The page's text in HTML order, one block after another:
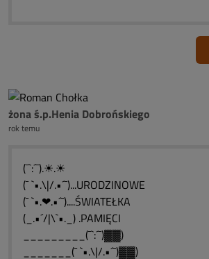
żona ś.p.Henia Dobrońskiego
rok temu
(¯`:´¯).☀.☀
(¯ `•.\|/.•´¯)...URODZINOWE
(¯ `•.❤.•´¯)....ŚWIATEŁKA
(_.•´/|\`•._) .PAMIĘCI
_________(¯`:´¯)▓▓)
_______(¯ `•.\|/.•´¯)▓▓)